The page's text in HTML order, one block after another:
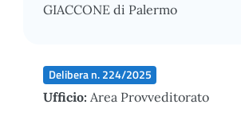
GIACCONE di Palermo
Delibera n. 224/2025
Ufficio: Area Provveditorato